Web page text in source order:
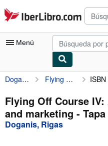
Pasar al contenido principal
IberLibro.com
Menú
Mi cuenta
Consultar mis pedidos
Búsqueda avanzada
Colecciones
Doganis, Rigas Flying Off Course IV: Airline economics and marketing
Flying Off Course
and marketing -
Doganis, Rigas